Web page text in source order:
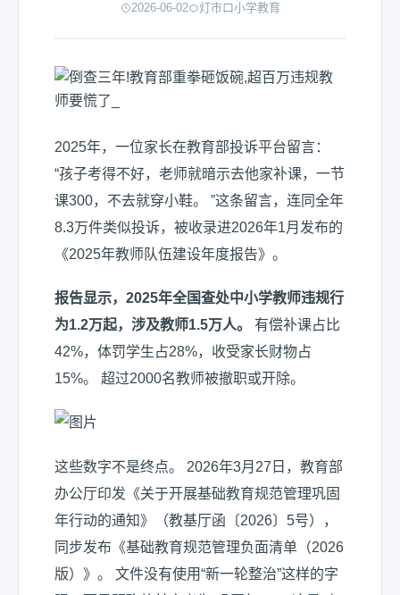
2026-06-02 灯市口小学教育
2025年，一位家长在教育部投诉平台留言：
“孩子考得不好，老师就暗示去他家补课，一节
课300，不去就穿小鞋。 ”这条留言，连同全年
8.3万件类似投诉，被收录进2026年1月发布的
《2025年教师队伍建设年度报告》。
报告显示，2025年全国查处中小学教师违规行
为1.2万起，涉及教师1.5万人。 有偿补课占比
42%，体罚学生占28%，收受家长财物占
15%。 超过2000名教师被撤职或开除。
这些数字不是终点。 2026年3月27日，教育部
办公厅印发《关于开展基础教育规范管理巩固
年行动的通知》（教基厅函〔2026〕5号），
同步发布《基础教育规范管理负面清单 （2026
版）》。 文件没有使用“新一轮整治”这样的字